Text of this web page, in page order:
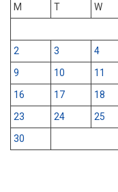
M
T W
2
3 4
9
10 11
16
17 18
23
24 25
30